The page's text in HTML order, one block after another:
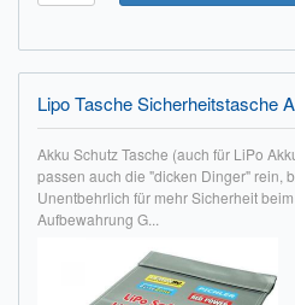
Lipo Tasche Sicherheitstasche
Akku Schutz Tasche (auch für LiPo
passen auch die "dicken Dinger" rein,
Unentbehrlich für mehr Sicherheit
Aufbewahrung G...